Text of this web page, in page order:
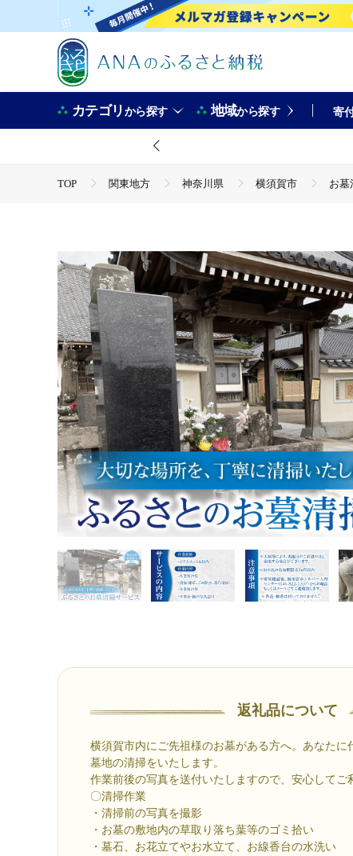
カテゴリから探す 地域から探す 寄
TOP 関東地方 神奈川県 横須賀市 お墓
返礼品について
横須賀市内にご先祖様のお墓がある方へ。あなたに
墓地の清掃をいたします。
作業前後の写真を送付いたしますので、安心してご
〇清掃作業
・清掃前の写真を撮影
・お墓の敷地内の草取り落ち葉等のゴミ拾い
・墓石、お花立てやお水立て、お線香台の水洗い